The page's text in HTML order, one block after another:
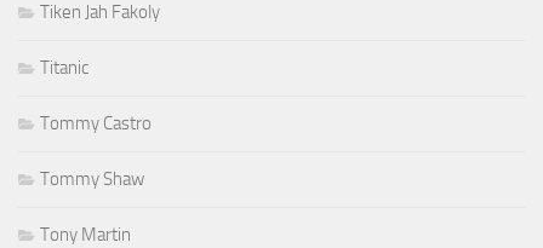
Tiken Jah Fakoly
Titanic
Tommy Castro
Tommy Shaw
Tony Martin